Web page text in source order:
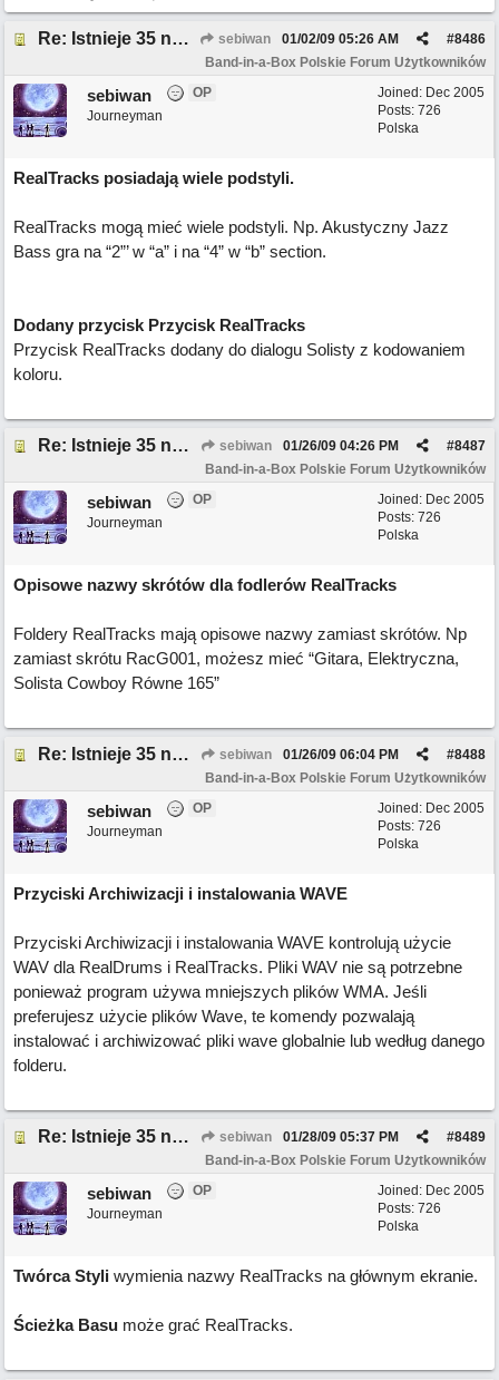
Re: Istnieje 35 nowych funkcji w BB 2008.5 sebiwan #8486
01/02/09 05:26 AM
Band-in-a-Box Polskie Forum Użytkowników
Joined: Dec 2005
Posts: 726
Polska
sebiwan
OP
Journeyman
RealTracks posiadają wiele podstyli.
RealTracks mogą mieć wiele podstyli. Np. Akustyczny Jazz
Bass gra na “2”’ w “a” i na “4” w “b” section.
Dodany przycisk Przycisk RealTracks
Przycisk RealTracks dodany do dialogu Solisty z kodowaniem
koloru.
Re: Istnieje 35 nowych funkcji w BB 2008.5 sebiwan #8487
01/26/09 04:26 PM
Band-in-a-Box Polskie Forum Użytkowników
Joined: Dec 2005
Posts: 726
Polska
sebiwan
OP
Journeyman
Opisowe nazwy skrótów dla fodlerów RealTracks
Foldery RealTracks mają opisowe nazwy zamiast skrótów. Np
zamiast skrótu RacG001, możesz mieć “Gitara, Elektryczna,
Solista Cowboy Równe 165”
Re: Istnieje 35 nowych funkcji w BB 2008.5 sebiwan #8488
01/26/09 06:04 PM
Band-in-a-Box Polskie Forum Użytkowników
Joined: Dec 2005
Posts: 726
Polska
sebiwan
OP
Journeyman
Przyciski Archiwizacji i instalowania WAVE
Przyciski Archiwizacji i instalowania WAVE kontrolują użycie
WAV dla RealDrums i RealTracks. Pliki WAV nie są potrzebne
ponieważ program używa mniejszych plików WMA. Jeśli
preferujesz użycie plików Wave, te komendy pozwalają
instalować i archiwizować pliki wave globalnie lub według danego
folderu.
Re: Istnieje 35 nowych funkcji w BB 2008.5 sebiwan #8489
01/28/09 05:37 PM
Band-in-a-Box Polskie Forum Użytkowników
Joined: Dec 2005
Posts: 726
Polska
sebiwan
OP
Journeyman
Twórca Styli wymienia nazwy RealTracks na głównym ekranie.
Ścieżka Basu może grać RealTracks.